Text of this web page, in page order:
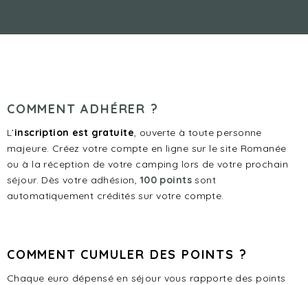
COMMENT ADHÉRER ?
L’inscription est gratuite, ouverte à toute personne
majeure. Créez votre compte en ligne sur le site Romanée
ou à la réception de votre camping lors de votre prochain
séjour. Dès votre adhésion, 100 pointssont
automatiquement crédités sur votre compte.
COMMENT CUMULER DES POINTS ?
Chaque euro dépensé en séjour vous rapporte des points